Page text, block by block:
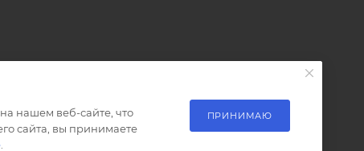
нашем веб-сайте, что
сайта, вы принимаете
ПРИНИМАЮ